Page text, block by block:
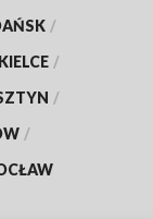
/
KIELCE /
/
/